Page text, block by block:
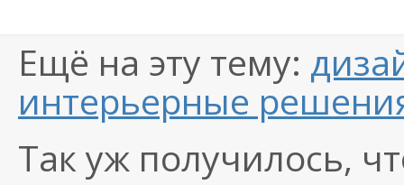
Ещё на эту тему:
интерьерные
Так уж получилось,